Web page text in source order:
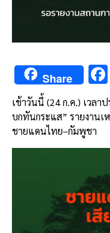
Share
o
เช้าวันนี้ (24 ก.ค.) เวล
บกทันกระแส” รายงานเ
ชายแดนไทย–กัมพูชา